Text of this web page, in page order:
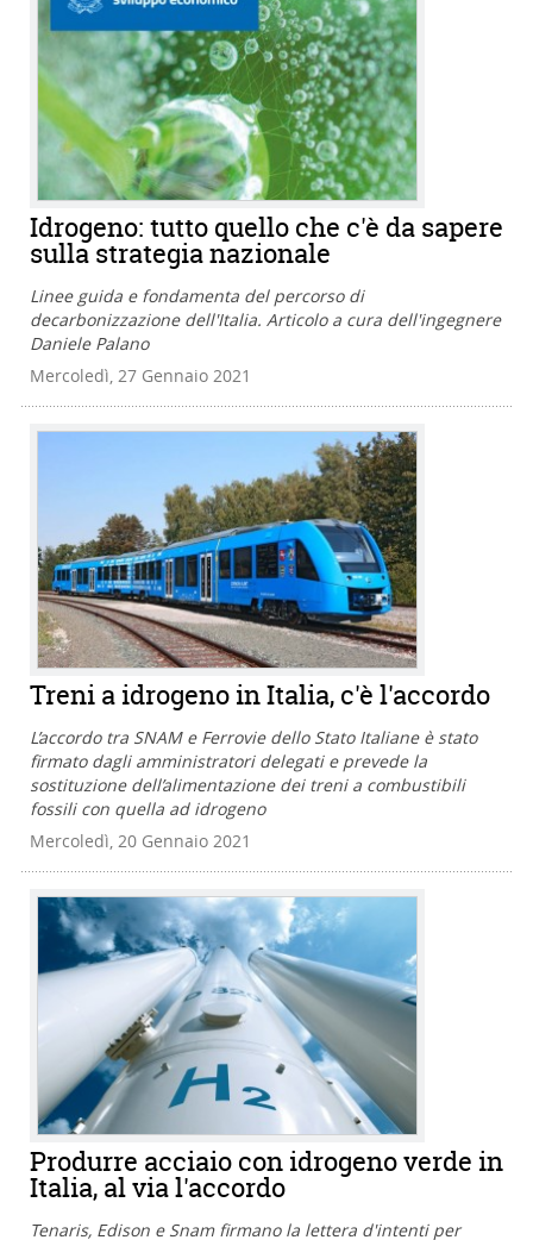
Idrogeno: tutto quello che c'è da sapere
sulla strategia nazionale
Linee guida e fondamenta del percorso di
decarbonizzazione dell'Italia. Articolo a cura dell'ingegnere
Daniele Palano
Mercoledì, 27 Gennaio 2021
Treni a idrogeno in Italia, c'è l'accordo
L’accordo tra SNAM e Ferrovie dello Stato Italiane è stato
firmato dagli amministratori delegati e prevede la
sostituzione dell’alimentazione dei treni a combustibili
fossili con quella ad idrogeno
Mercoledì, 20 Gennaio 2021
Produrre acciaio con idrogeno verde in
Italia, al via l'accordo
Tenaris, Edison e Snam firmano la lettera d'intenti per